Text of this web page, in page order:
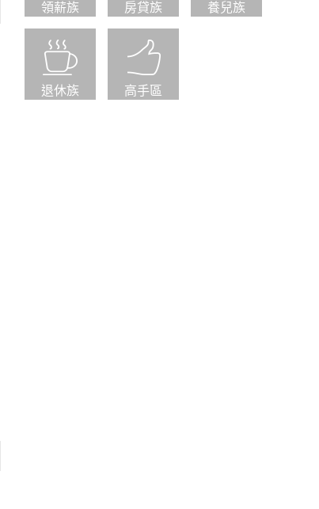
領薪族 房貸族 養兒族
退休族 高手區